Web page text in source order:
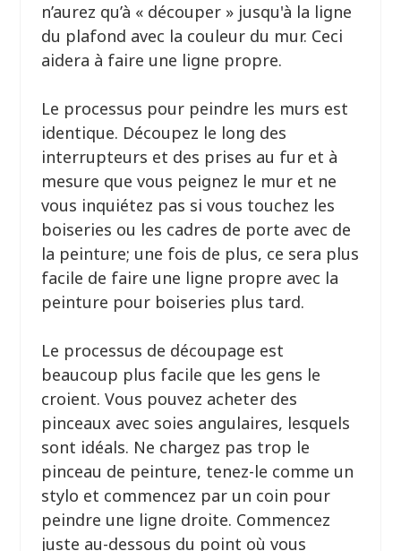
n’aurez qu’à « découper » jusqu'à la ligne
du plafond avec la couleur du mur. Ceci
aidera à faire une ligne propre.
Le processus pour peindre les murs est
identique. Découpez le long des
interrupteurs et des prises au fur et à
mesure que vous peignez le mur et ne
vous inquiétez pas si vous touchez les
boiseries ou les cadres de porte avec de
la peinture; une fois de plus, ce sera plus
facile de faire une ligne propre avec la
peinture pour boiseries plus tard.
Le processus de découpage est
beaucoup plus facile que les gens le
croient. Vous pouvez acheter des
pinceaux avec soies angulaires, lesquels
sont idéals. Ne chargez pas trop le
pinceau de peinture, tenez-le comme un
stylo et commencez par un coin pour
peindre une ligne droite. Commencez
juste au-dessous du point où vous